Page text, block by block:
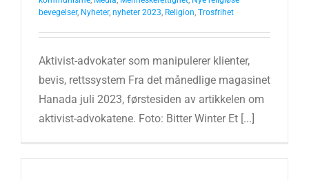
bevegelser, Nyheter, nyheter 2023, Religion, Trosfrihet
Aktivist-advokater som manipulerer klienter,
bevis, rettssystem Fra det månedlige magasinet
Hanada juli 2023, førstesiden av artikkelen om
aktivist-advokatene. Foto: Bitter Winter Et [...]